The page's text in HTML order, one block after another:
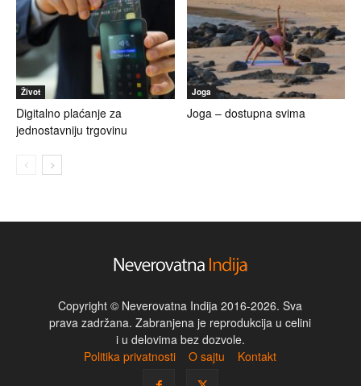
Život
Digitalno plaćanje za
jednostavniju trgovinu
Joga
Joga – dostupna svima
Copyright © Neverovatna Indija 2016-2026. Sva
prava zadržana. Zabranjena je reprodukcija u celini
i u delovima bez dozvole.
Politika privatnosti
O sajtu Kontakt